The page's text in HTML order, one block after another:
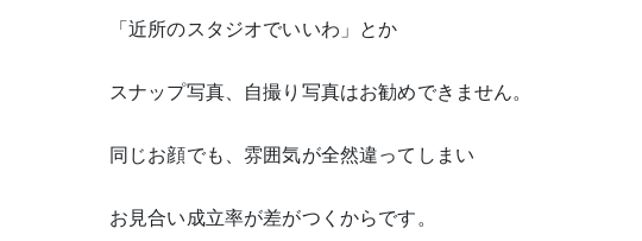
「近所のスタジオでいいわ」とか
スナップ写真、自撮り写真はお勧めできません。
同じお顔でも、雰囲気が全然違ってしまい
お見合い成立率が差がつくからです。